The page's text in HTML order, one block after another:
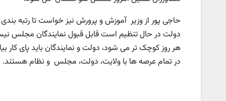
حاجی پور از وزیر آموزش و پرورش نیز خواست تا رتبه
دولت در حال تنظیم است قابل قبول نمایندگان مجلس
هر روز کوچک تر می شود، دولت و نمایندگان باید پای
در تمام عرصه ها با ولایت، دولت، مجلس و نظام هستند.